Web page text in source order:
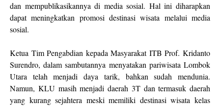
dan mempublikasikannya di media sosial. Hal ini diharapkan
dapat meningkatkan promosi destinasi wisata melalui media
sosial.
Ketua Tim Pengabdian kepada Masyarakat ITB Prof. Kridanto
Surendro, dalam sambutannya menyatakan pariwisata Lombok
Utara telah menjadi daya tarik, bahkan sudah mendunia.
Namun, KLU masih menjadi daerah 3T dan termasuk daerah
yang kurang sejahtera meski memiliki destinasi wisata kelas